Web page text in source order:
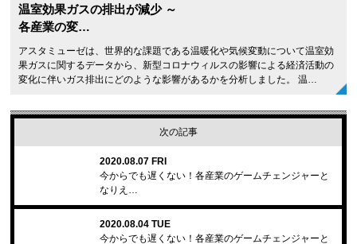
温室効果ガスの排出が減少 ～
各産業の変…
アスタミューゼは、世界的な課題である温暖化や気候変動について温室効
果ガスに関するデータから、新型コロナウィルスの影響による経済活動の
変化に伴いガス排出にどのような影響があるかを分析しました。 温…
次の記事
2020.08.07 FRI
今からでも遅くない！各産業のゲームチェンジャーと
なりえ…
2020.08.04 TUE
今からでも遅くない！各産業のゲームチェンジャーと